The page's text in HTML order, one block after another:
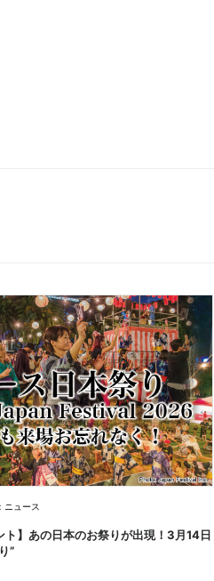
ニュース
ト】あの日本のお祭りが出現！3月14日
”